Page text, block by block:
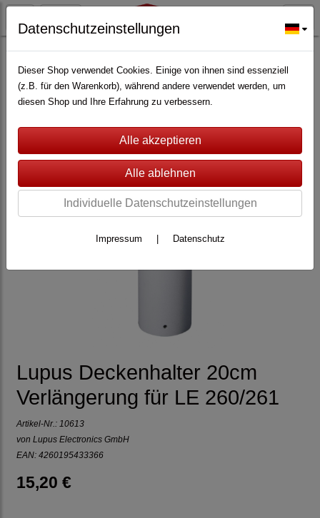
VIDEO-ÜBERWACHUNG(87) Lupus Electronics(70)
Lupus Deckenhalter 20cm
Verlängerung für LE 260/261
Artikel-Nr.: 10613
von Lupus Electronics GmbH
EAN: 4260195433366
15,20 €
Datenschutzeinstellungen
Dieser Shop verwendet Cookies. Einige von ihnen sind essenziell
(z.B. für den Warenkorb), während andere verwendet werden, um
diesen Shop und Ihre Erfahrung zu verbessern.
Individuelle Datenschutzeinstellungen
Impressum Datenschutz